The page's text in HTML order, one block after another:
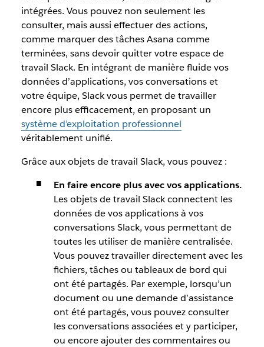
intégrées. Vous pouvez non seulement les
consulter, mais aussi effectuer des actions,
comme marquer des tâches Asana comme
terminées, sans devoir quitter votre espace de
travail Slack. En intégrant de manière fluide vos
données d’applications, vos conversations et
votre équipe, Slack vous permet de travailler
encore plus efficacement, en proposant un
système d’exploitation professionnel
véritablement unifié.
Grâce aux objets de travail Slack, vous pouvez :
En faire encore plus avec vos applications.
Les objets de travail Slack connectent les
données de vos applications à vos
conversations Slack, vous permettant de
toutes les utiliser de manière centralisée.
Vous pouvez travailler directement avec les
fichiers, tâches ou tableaux de bord qui
ont été partagés. Par exemple, lorsqu’un
document ou une demande d’assistance
ont été partagés, vous pouvez consulter
les conversations associées et y participer,
ou encore ajouter des commentaires ou